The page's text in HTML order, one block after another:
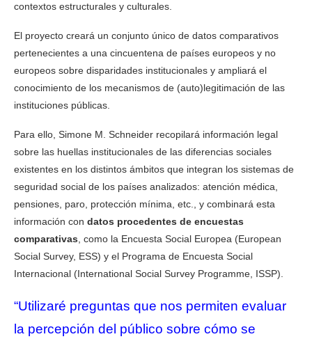
contextos estructurales y culturales.
El proyecto creará un conjunto único de datos comparativos
pertenecientes a una cincuentena de países europeos y no
europeos sobre disparidades institucionales y ampliará el
conocimiento de los mecanismos de (auto)legitimación de las
instituciones públicas.
Para ello, Simone M. Schneider recopilará información legal
sobre las huellas institucionales de las diferencias sociales
existentes en los distintos ámbitos que integran los sistemas de
seguridad social de los países analizados: atención médica,
pensiones, paro, protección mínima, etc., y combinará esta
información con datos procedentes de encuestas
comparativas, como la Encuesta Social Europea (European
Social Survey, ESS) y el Programa de Encuesta Social
Internacional (International Social Survey Programme, ISSP).
“Utilizaré preguntas que nos permiten evaluar
la percepción del público sobre cómo se